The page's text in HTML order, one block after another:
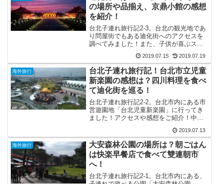
の場所や品揃え、京鼎小館の感想
を紹介！
台北子連れ旅行記2-3。台北の観光地であ
り問屋街でもある迪化街へのアクセスを
調べてみました！また、子供が喜ぶスポ
揃えをご紹介！晩御飯を食べた、旅猿で
も紹介された京鼎小館の感想も合わせ
て！
2019.07.15 2019.07.19
海外旅行
台北子連れ旅行記！台北市立児童
新楽園の感想は？四川料理を食べ
て迪化街を巡る！
台北子連れ旅行記2-2。台北市内にある市
営遊園地「台北児童新楽園」に行ってき
ました！アクセスや感想をご紹介！中山
べて、問屋街として有名な迪化街を散
策！旧正月前の迪化街の様子は？
2019.07.13
海外旅行
大安森林公園の場所は？朝ごはん
は快楽早餐店で食べて雙連朝市
へ！
台北子連れ旅行記2-1。台北市内にある、